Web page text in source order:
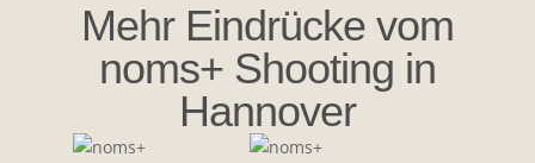
Mehr Eindrücke vom
noms+ Shooting in
Hannover